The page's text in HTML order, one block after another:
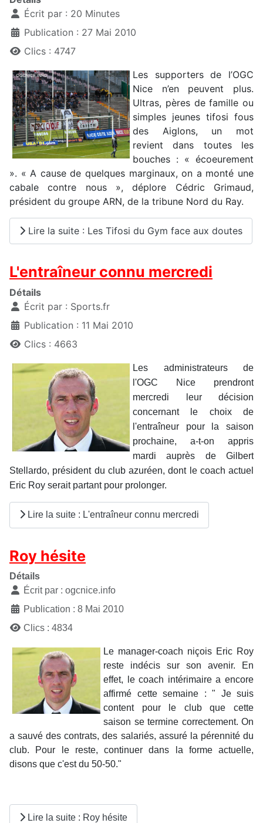
Écrit par : 20 Minutes
Publication : 27 Mai 2010
Clics : 4747
Les supporters de l’OGC
Nice n’en peuvent plus.
Ultras, pères de famille ou
simples jeunes tifosi fous
des Aiglons, un mot
revient dans toutes les
bouches : « écoeurement
». « A cause de quelques marginaux, on a monté une
cabale contre nous », déplore Cédric Grimaud,
président du groupe ARN, de la tribune Nord du Ray.
Lire la suite : Les Tifosi du Gym face aux doutes
L'entraîneur connu mercredi
Détails
Écrit par : Sports.fr
Publication : 11 Mai 2010
Clics : 4663
Les administrateurs de
l'OGC Nice prendront
mercredi leur décision
concernant le choix de
l'entraîneur pour la saison
prochaine, a-t-on appris
mardi auprès de Gilbert
Stellardo, président du club azuréen, dont le coach actuel
Eric Roy serait partant pour prolonger.
Lire la suite : L'entraîneur connu mercredi
Roy hésite
Détails
Écrit par : ogcnice.info
Publication : 8 Mai 2010
Clics : 4834
Le manager-coach niçois Eric Roy
reste indécis sur son avenir. En
effet, le coach intérimaire a encore
affirmé cette semaine : " Je suis
content pour le club que cette
saison se termine correctement. On
a sauvé des contrats, des salariés, assuré la pérennité du
club. Pour le reste, continuer dans la forme actuelle,
disons que c'est du 50-50."
Lire la suite : Roy hésite